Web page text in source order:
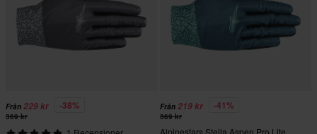
Från 229 kr -38%
369 kr
Från 219 kr -41%
369 kr
Alpinestars Stella Aspen Pro Lite